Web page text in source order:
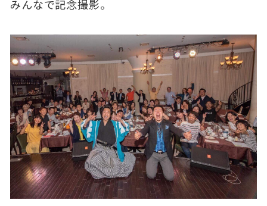
みんなで記念撮影。